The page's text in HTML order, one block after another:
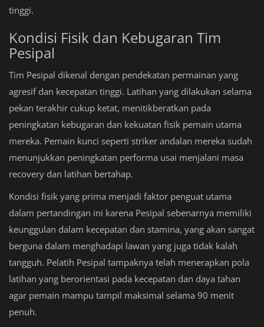
tinggi.
Kondisi Fisik dan Kebugaran Tim
Pesipal
Tim Pesipal dikenal dengan pendekatan permainan yang
agresif dan kecepatan tinggi. Latihan yang dilakukan selama
pekan terakhir cukup ketat, menitikberatkan pada
peningkatan kebugaran dan kekuatan fisik pemain utama
mereka. Pemain kunci seperti striker andalan mereka sudah
menunjukkan peningkatan performa usai menjalani masa
recovery dan latihan bertahap.
Kondisi fisik yang prima menjadi faktor penguat utama
dalam pertandingan ini karena Pesipal sebenarnya memiliki
keunggulan dalam kecepatan dan stamina, yang akan sangat
berguna dalam menghadapi lawan yang juga tidak kalah
tangguh. Pelatih Pesipal tampaknya telah menerapkan pola
latihan yang berorientasi pada kecepatan dan daya tahan
agar pemain mampu tampil maksimal selama 90 menit
penuh.